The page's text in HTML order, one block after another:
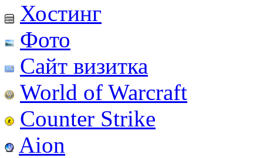
Хостинг
Фото
Сайт визитка
World of Warcraft
Counter Strike
Aion